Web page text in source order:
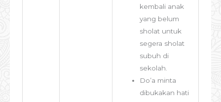
kembali anak
yang belum
sholat untuk
segera sholat
subuh di
sekolah.
Do’a minta
dibukakan hati